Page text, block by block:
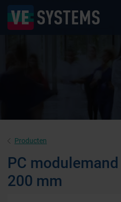
Producten
PC
200 mm